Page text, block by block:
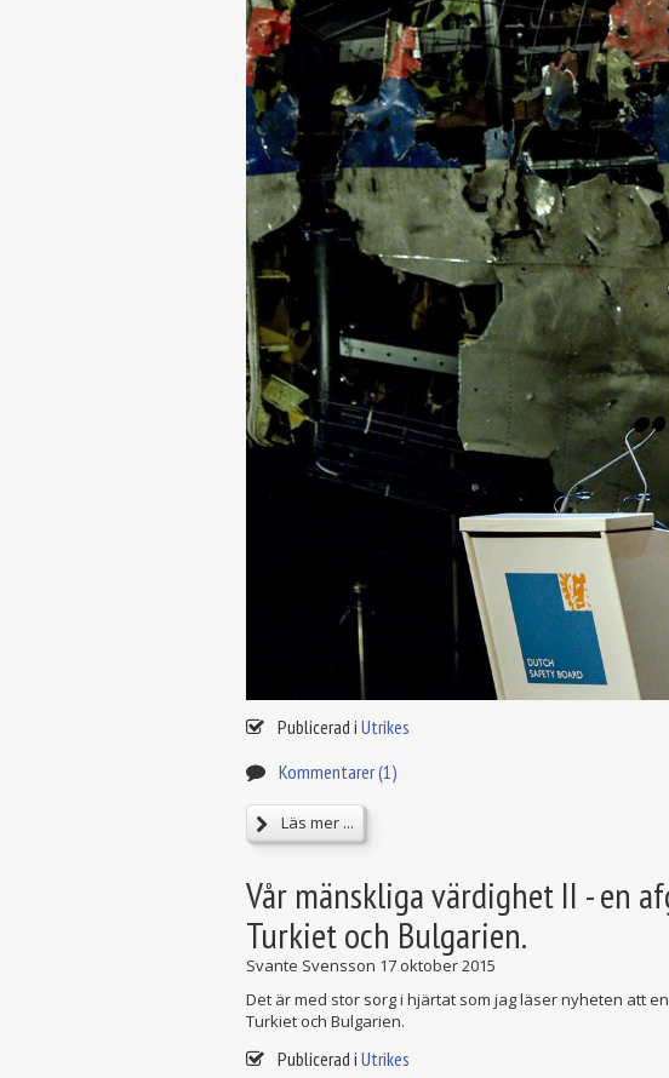
Publicerad i Utrikes
Kommentarer (1)
Läs mer ...
Vår mänskliga värdighet II - en
Turkiet och Bulgarien.
Svante Svensson 17 oktober 2015
Det är med stor sorg i hjärtat som jag läser nyheten att
Turkiet och Bulgarien.
Publicerad i Utrikes